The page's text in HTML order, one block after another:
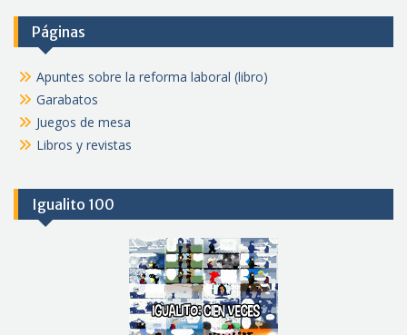
Páginas
Apuntes sobre la reforma laboral (libro)
Garabatos
Juegos de mesa
Libros y revistas
Igualito 100